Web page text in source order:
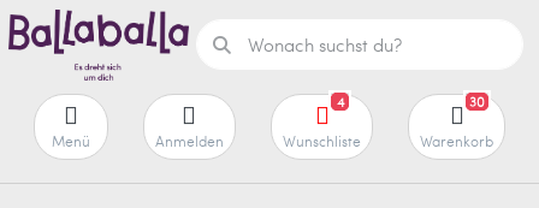
Menü Anmelden
4
Wunschliste
30
Warenkorb